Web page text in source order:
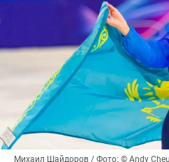
Михаил Шайдоров / Фото: © Andy